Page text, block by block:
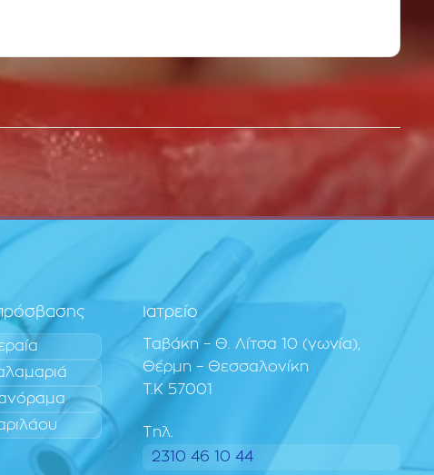
Ιατρείο
Ταβάκη – Θ. Λίτσα 10 (γωνία),
Θέρμη – Θεσσαλονίκη
T.K 57001
Τηλ.
2310 46 10 44